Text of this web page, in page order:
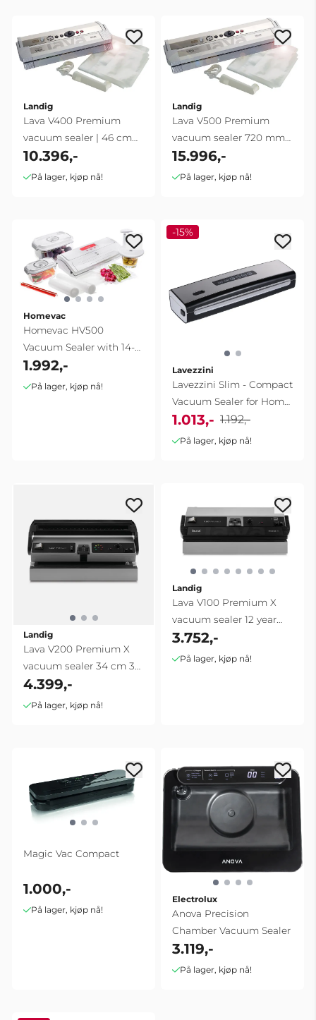
Landig
Lava V400 Premium
vacuum sealer | 46 cm
triple seal
10.396,-
På lager, kjøp nå!
Landig
Lava V500 Premium
vacuum sealer 720 mm
60 L/min
15.996,-
På lager, kjøp nå!
Homevac
Homevac HV500
Vacuum Sealer with 14-
Piece Vacuum ...
1.992,-
På lager, kjøp nå!
-15%
Lavezzini
Lavezzini Slim - Compact
Vacuum Sealer for Home
Use | 310mm
1.013,- 1.192,-
På lager, kjøp nå!
Landig
Lava V200 Premium X
vacuum sealer 34 cm 30
L/min
4.399,-
På lager, kjøp nå!
Landig
Lava V100 Premium X
vacuum sealer 12 year
warranty
3.752,-
På lager, kjøp nå!
Magic Vac Compact
1.000,-
På lager, kjøp nå!
Electrolux
Anova Precision
Chamber Vacuum Sealer
3.119,-
På lager, kjøp nå!